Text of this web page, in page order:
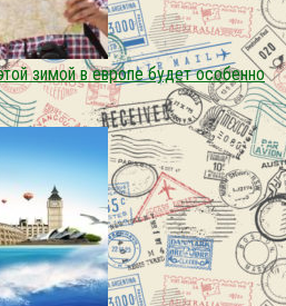
зимой в европе будет особенно